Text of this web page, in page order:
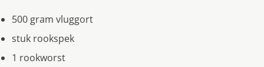
500 gram vluggort
stuk rookspek
1 rookworst